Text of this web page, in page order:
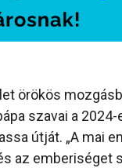
örökös
szavai a
útját. „A mai
az emberiséget